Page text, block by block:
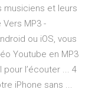
musiciens et leurs
MP3 -
ou iOS, vous
Youtube en MP3
l’écouter ... 4
iPhone sans ...